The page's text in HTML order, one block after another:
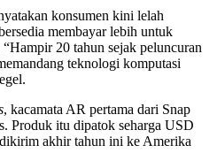
konsumen kini lelah
membayar lebih untuk
20 tahun sejak peluncuran
teknologi komputasi
, kacamata AR pertama dari Snap
Produk itu dipatok seharga USD
akhir tahun ini ke Amerika